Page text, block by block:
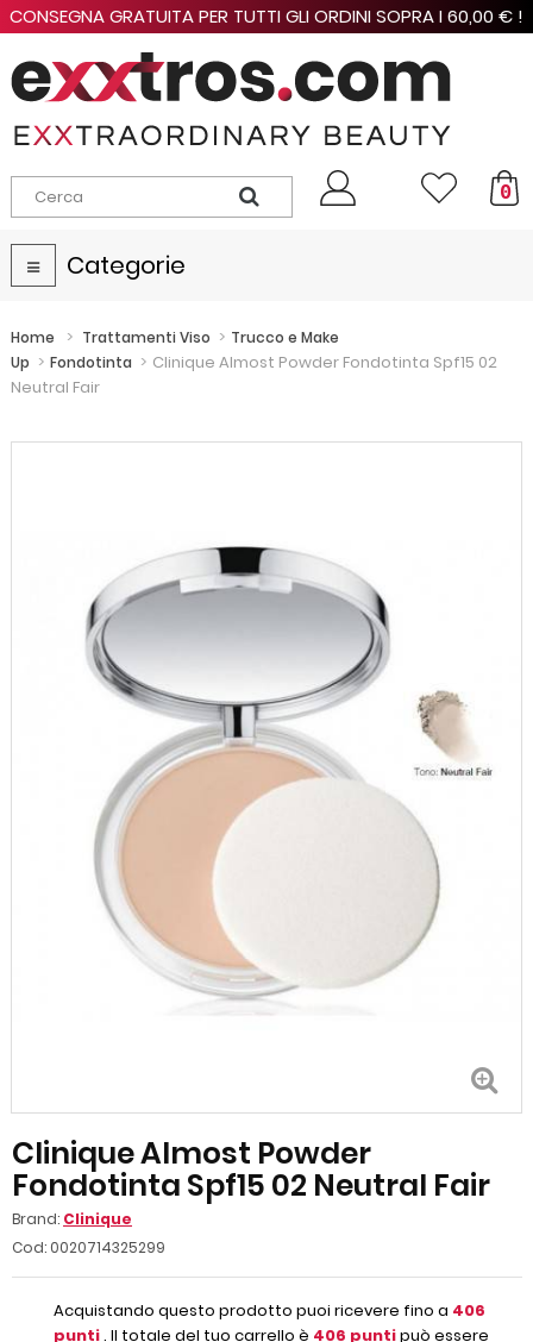
CONSEGNA GRATUITA PER TUTTI GLI ORDINI SOPRA I 60,00 € !
0
Navigazione
Toggle
Categorie
Home > Trattamenti Viso > Trucco e Make
Up > Fondotinta > Clinique Almost Powder Fondotinta Spf15 02
Neutral Fair
Clinique Almost Powder
Fondotinta Spf15 02 Neutral Fair
Brand: Clinique
Cod: 0020714325299
Acquistando questo prodotto puoi ricevere fino a 406
punti. Il totale del tuo carrello è 406 puntipuò essere